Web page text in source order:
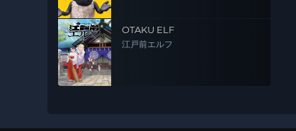
OTAKU ELF
江戸前エルフ